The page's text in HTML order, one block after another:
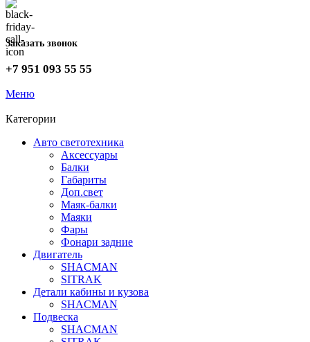
Заказать звонок
+7 951 093 55 55
Меню
Категории
Авто светотехника
Аксессуары
Балки
Габариты
Доп.свет
Маяк-балки
Маяки
Фары
Фонари задние
Двигатель
SHACMAN
SITRAK
Детали кабины и кузова
SHACMAN
Подвеска
SHACMAN